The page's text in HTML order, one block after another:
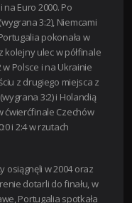
Euro 2000. Po
3:2), Niemcami
pokonała w
kolejny ulec w półfinale
w Polsce i na Ukrainie
z drugiego miejsca z
3:2) i Holandią
ćwierćfinale Czechów
i 2:4 w rzutach
osiągnęli w 2004 oraz
dotarli do finału, w
Portugalia spotkała